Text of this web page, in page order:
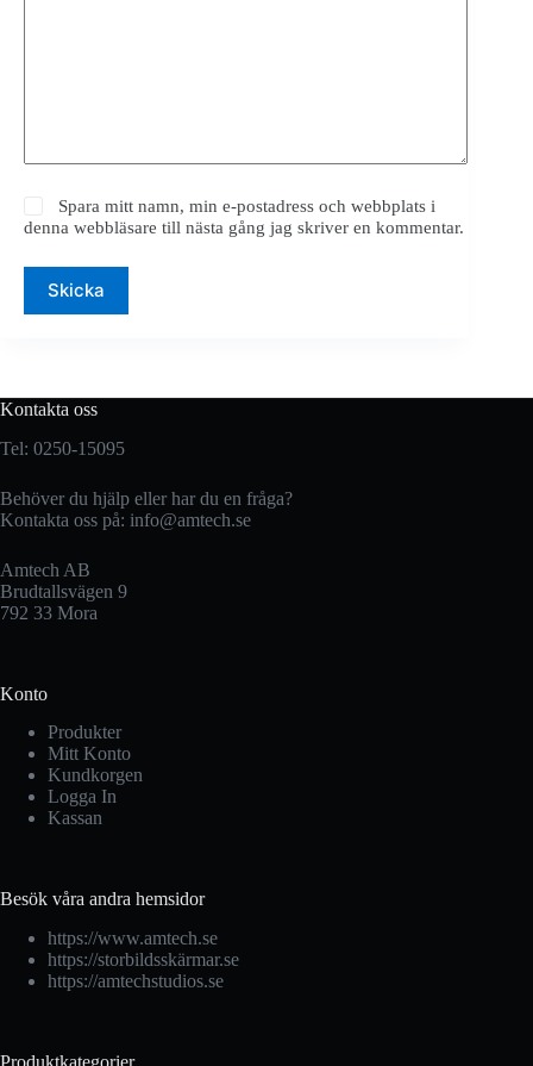
Spara mitt namn, min e-postadress och webbplats i
denna webbläsare till nästa gång jag skriver en kommentar.
Skicka
Kontakta oss
Tel: 0250-15095
Behöver du hjälp eller har du en fråga?
Kontakta oss på: info@amtech.se
Amtech AB
Brudtallsvägen 9
792 33 Mora
Konto
Produkter
Mitt Konto
Kundkorgen
Logga In
Kassan
Besök våra andra hemsidor
https://www.amtech.se
https://storbildsskärmar.se
https://amtechstudios.se